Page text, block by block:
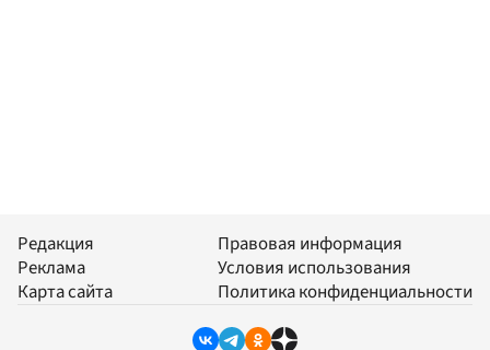
Редакция
Реклама
Карта сайта
Правовая информация
Условия использования
Политика конфиденциальности